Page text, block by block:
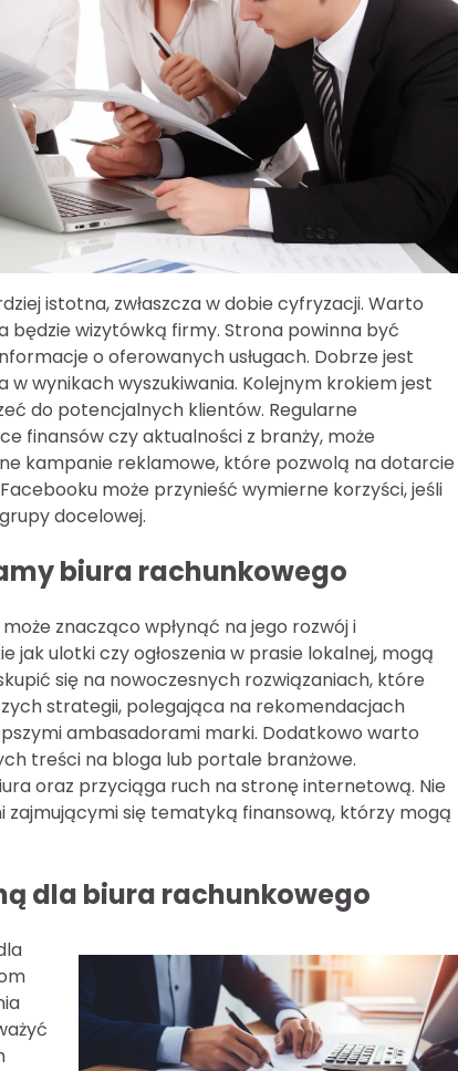
istotna, zwłaszcza w dobie cyfryzacji. Warto
wizytówką firmy. Strona powinna być
o oferowanych usługach. Dobrze jest
w wynikach wyszukiwania. Kolejnym krokiem jest
do potencjalnych klientów. Regularne
finansów czy aktualności z branży, może
kampanie reklamowe, które pozwolą na dotarcie
może przynieść wymierne korzyści, jeśli
docelowej.
biura rachunkowego
znacząco wpłynąć na jego rozwój i
ulotki czy ogłoszenia w prasie lokalnej, mogą
się na nowoczesnych rozwiązaniach, które
strategii, polegająca na rekomendacjach
ambasadorami marki. Dodatkowo warto
treści na bloga lub portale branżowe.
oraz przyciąga ruch na stronę internetową. Nie
się tematyką finansową, którzy mogą
dla biura rachunkowego